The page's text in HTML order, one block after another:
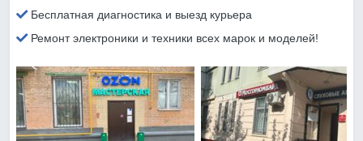
Бесплатная диагностика и выезд курьера
Ремонт электроники и техники всех марок и моделей!